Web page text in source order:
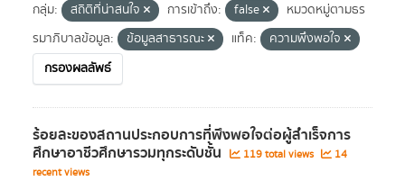
กลุ่ม: สถิติที่น่าสนใจ การเข้าถึง: false
หมวดหมู่ตามธร
รมาภิบาลข้อมูล:
ข้อมูลสาธารณะ แท็ค:
ความพึงพอใจ
กรองผลลัพธ์
ร้อยละของสถานประกอบการที่พึงพอใจต่อผู้สำเร็จการ
ศึกษาอาชีวศึกษารวมทุกระดับชั้น 119 total views
14
recent views